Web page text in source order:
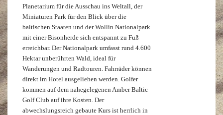
Planetarium für die Ausschau ins Weltall, der
Miniaturen Park für den Blick über die
baltischen Staaten und der Wollin Nationalpark
mit einer Bisonherde sich entspannt zu Fuß
erreichbar. Der Nationalpark umfasst rund 4.600
Hektar unberührten Wald, ideal für
Wanderungen und Radtouren. Fahrräder können
direkt im Hotel ausgeliehen werden. Golfer
kommen auf dem nahegelegenen Amber Baltic
Golf Club auf ihre Kosten. Der
abwechslungsreich gebaute Kurs ist herrlich in